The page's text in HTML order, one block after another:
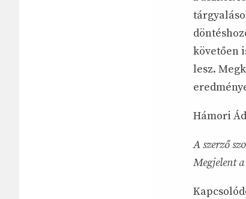
követően
lesz.
Hámori
A szerző
Megjelent